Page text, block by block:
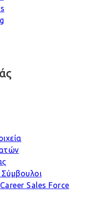
Σύμβουλοι
Sales Force